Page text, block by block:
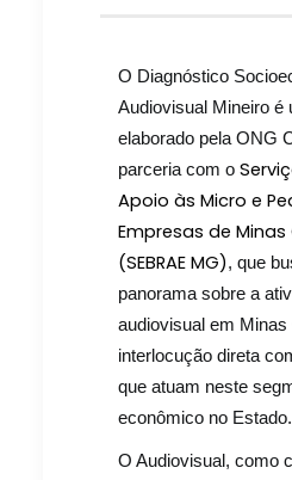
O Diagnóstico
Audiovisual Mineiro é
elaborado pela ONG
parceria com o
Apoio às Micro e
Empresas de Minas
(SEBRAE MG), que
panorama sobre a
audiovisual em
interlocução direta
que atuam neste
econômico no Estado.
O Audiovisual, como